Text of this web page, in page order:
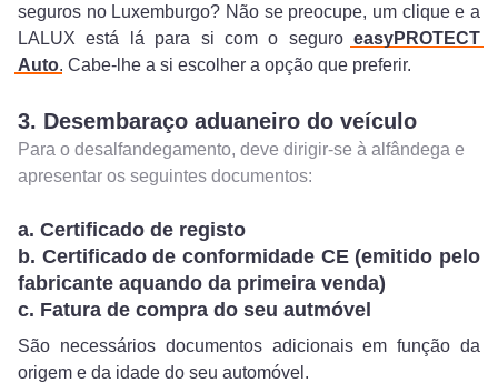
seguros no Luxemburgo? Não se preocupe, um clique e a
LALUX está lá para si com o seguro easyPROTECT
Auto. Cabe-lhe a si escolher a opção que preferir.
3. Desembaraço aduaneiro do veículo
Para o desalfandegamento, deve dirigir-se à alfândega e
apresentar os seguintes documentos:
a. Certificado de registo
b. Certificado de conformidade CE (emitido pelo
fabricante aquando da primeira venda)
c. Fatura de compra do seu autmóvel
São necessários documentos adicionais em função da
origem e da idade do seu automóvel.